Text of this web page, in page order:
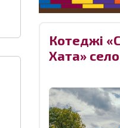
Котеджі
Хата» село